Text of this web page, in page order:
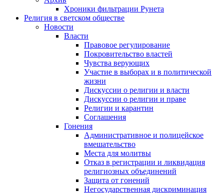
Хроники фильтрации Рунета
Религия в светском обществе
Новости
Власти
Правовое регулирование
Покровительство властей
Чувства верующих
Участие в выборах и в политической
жизни
Дискуссии о религии и власти
Дискуссии о религии и праве
Религии и карантин
Соглашения
Гонения
Административное и полицейское
вмешательство
Места для молитвы
Отказ в регистрации и ликвидация
религиозных объединений
Защита от гонений
Негосударственная дискриминация